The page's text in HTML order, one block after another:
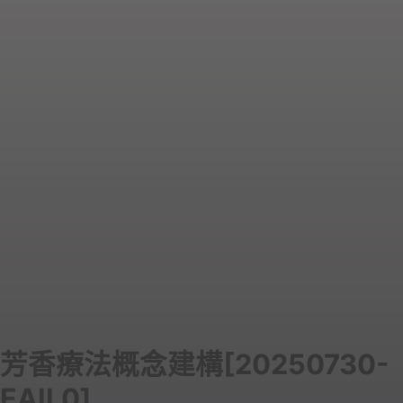
芳香療法概念建構[20250730-